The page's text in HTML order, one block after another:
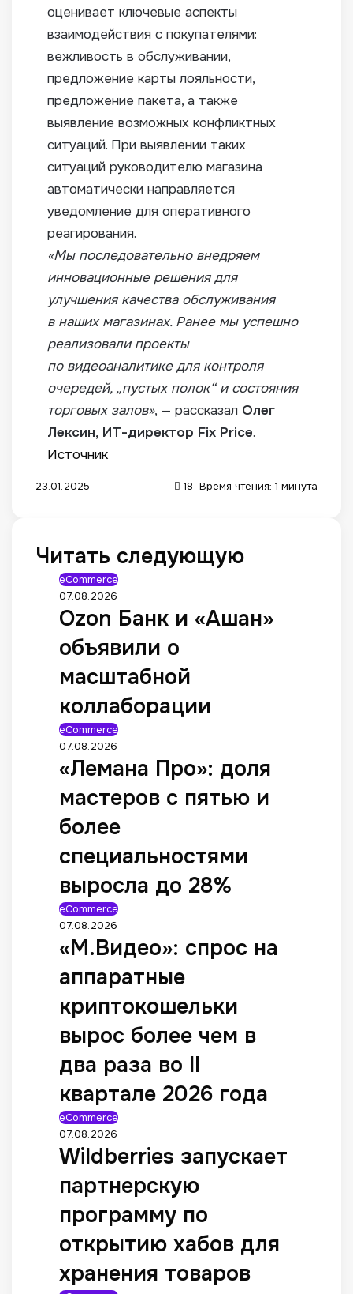
оценивает ключевые аспекты
взаимодействия с покупателями:
вежливость в обслуживании,
предложение карты лояльности,
предложение пакета, а также
выявление возможных конфликтных
ситуаций. При выявлении таких
ситуаций руководителю магазина
автоматически направляется
уведомление для оперативного
реагирования.
«Мы последовательно внедряем
инновационные решения для
улучшения качества обслуживания
в наших магазинах. Ранее мы успешно
реализовали проекты
по видеоаналитике для контроля
очередей, „пустых полок“ и состояния
торговых залов», — рассказал Олег
Лексин, ИТ-директор Fix Price.
Источник
23.01.2025 18 Время чтения: 1 минута
Читать следующую
eCommerce
07.08.2026
Ozon Банк и «Ашан»
объявили о
масштабной
коллаборации
eCommerce
07.08.2026
«Лемана Про»: доля
мастеров с пятью и
более
специальностями
выросла до 28%
eCommerce
07.08.2026
«М.Видео»: спрос на
аппаратные
криптокошельки
вырос более чем в
два раза во II
квартале 2026 года
eCommerce
07.08.2026
Wildberries запускает
партнерскую
программу по
открытию хабов для
хранения товаров